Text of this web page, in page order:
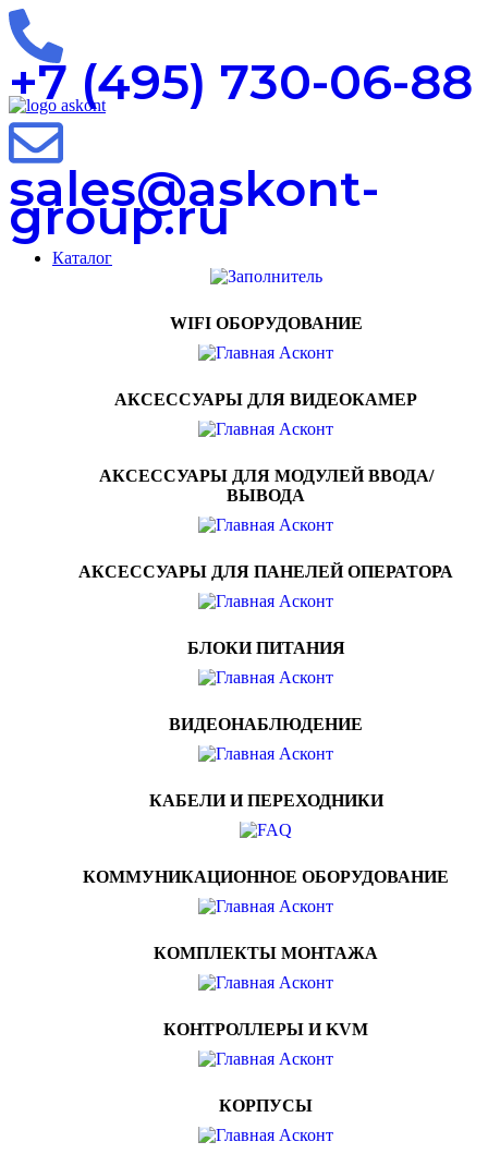
+7 (495) 730-06-88
sales@askont-
group.ru
Каталог
WIFI ОБОРУДОВАНИЕ
АКСЕССУАРЫ ДЛЯ ВИДЕОКАМЕР
АКСЕССУАРЫ ДЛЯ МОДУЛЕЙ ВВОДА/
ВЫВОДА
АКСЕССУАРЫ ДЛЯ ПАНЕЛЕЙ ОПЕРАТОРА
БЛОКИ ПИТАНИЯ
ВИДЕОНАБЛЮДЕНИЕ
КАБЕЛИ И ПЕРЕХОДНИКИ
КОММУНИКАЦИОННОЕ ОБОРУДОВАНИЕ
КОМПЛЕКТЫ МОНТАЖА
КОНТРОЛЛЕРЫ И KVM
КОРПУСЫ